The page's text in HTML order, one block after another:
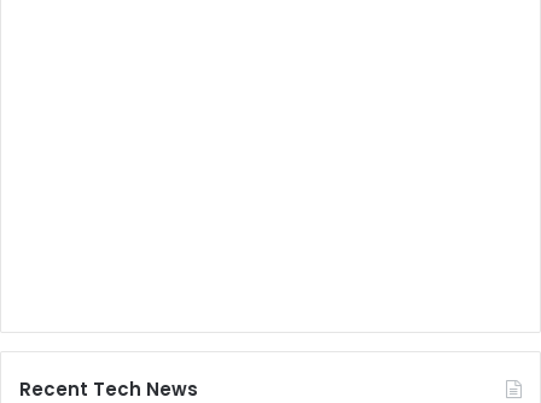
Recent Tech News